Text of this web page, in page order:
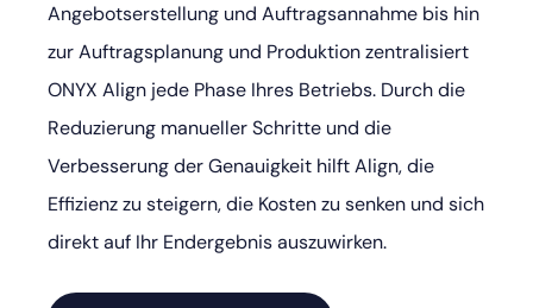
Angebotserstellung und Auftragsannahme bis hin
zur Auftragsplanung und Produktion zentralisiert
ONYX Align jede Phase Ihres Betriebs. Durch die
Reduzierung manueller Schritte und die
Verbesserung der Genauigkeit hilft Align, die
Effizienz zu steigern, die Kosten zu senken und sich
direkt auf Ihr Endergebnis auszuwirken.